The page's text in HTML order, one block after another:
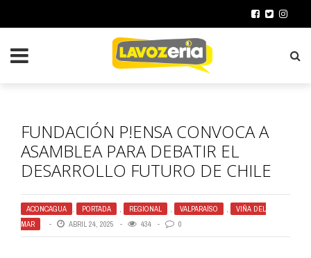
FUNDACIÓN P!ENSA CONVOCA A
ASAMBLEA PARA DEBATIR EL
DESARROLLO FUTURO DE CHILE
ACONCAGUA , PORTADA , REGIONAL , VALPARAÍSO ,
VIÑA DEL
MAR
ABRIL 24, 2025 434 0